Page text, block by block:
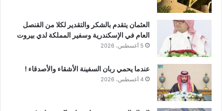
العثمان يتقدم بالشكر والتقدير لكلا من القنصل
العام في الإسكندرية وسفير المملكة لدي بيروت
5 أغسطس، 2026
عندما يحمي ربان السفينة الأشقاء والأصدقاء !
4 أغسطس، 2026